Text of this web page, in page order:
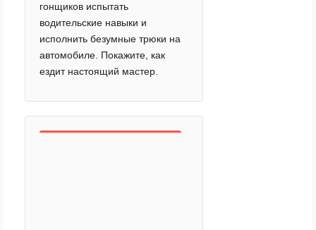
гонщиков испытать
водительские навыки и
исполнить безумные трюки на
автомобиле. Покажите, как
ездит настоящий мастер.